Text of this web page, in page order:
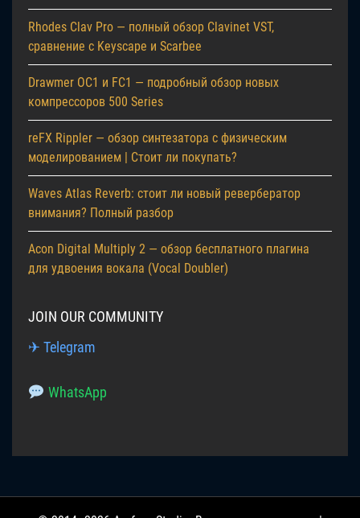
Rhodes Clav Pro — полный обзор Clavinet VST,
сравнение с Keyscape и Scarbee
Drawmer OC1 и FC1 — подробный обзор новых
компрессоров 500 Series
reFX Rippler — обзор синтезатора с физическим
моделированием | Стоит ли покупать?
Waves Atlas Reverb: стоит ли новый ревербератор
внимания? Полный разбор
Acon Digital Multiply 2 — обзор бесплатного плагина
для удвоения вокала (Vocal Doubler)
JOIN OUR COMMUNITY
✈ Telegram
WhatsApp